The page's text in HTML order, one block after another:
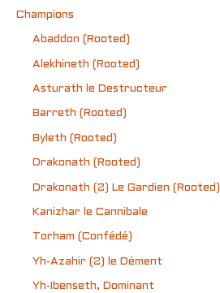
Champions
Abaddon (Rooted)
Alekhineth (Rooted)
Asturath le Destructeur
Barreth (Rooted)
Byleth (Rooted)
Drakonath (Rooted)
Drakonath (2) Le Gardien (Rooted)
Kanizhar le Cannibale
Torham (Confédé)
Yh-Azahir (2) le Dément
Yh-Ibenseth, Dominant